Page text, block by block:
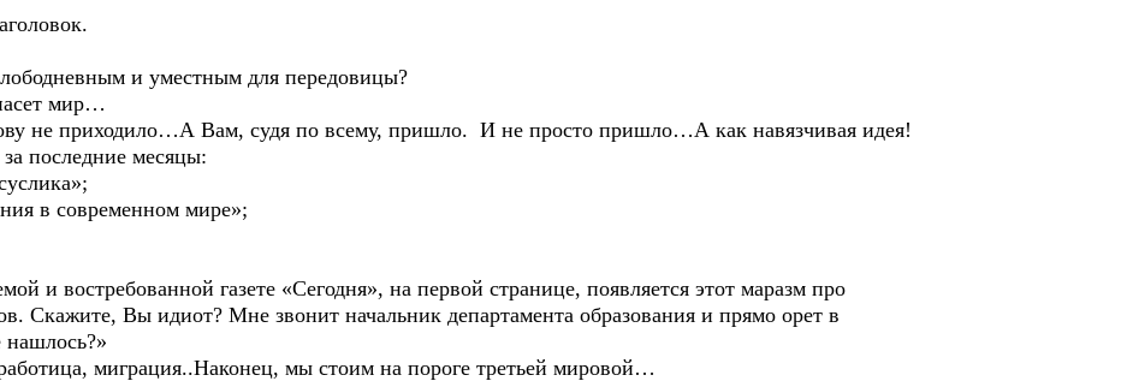
и уместным для передовицы?
мир…
не приходило…А Вам, судя по всему, пришло. И не просто пришло…А как навязчивая идея!
последние месяцы:
в современном мире»;
и востребованной газете «Сегодня», на первой странице, появляется этот маразм про
Скажите, Вы идиот? Мне звонит начальник департамента образования и прямо орет в
миграция..Наконец, мы стоим на пороге третьей мировой…